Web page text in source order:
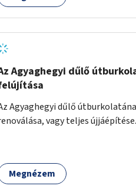
hanem a Déli-
első benyomása is
Agyaghegyi dűlő
Agyaghegyi dűlő
vagy teljes újjáépítése.
Megnézem